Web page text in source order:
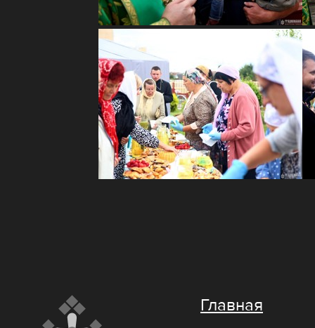
Главная